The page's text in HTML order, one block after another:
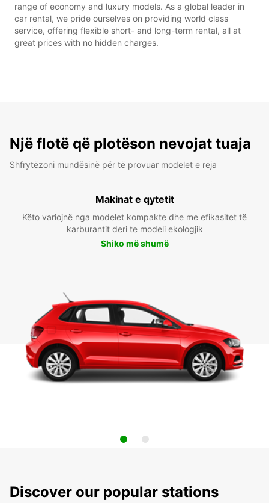
range of economy and luxury models. As a global leader in
car rental, we pride ourselves on providing world class
service, offering flexible short- and long-term rental, all at
great prices with no hidden charges.
Një flotë që plotëson nevojat tuaja
Shfrytëzoni mundësinë për të provuar modelet e reja
Makinat e qytetit
Këto variojnë nga modelet kompakte dhe me efikasitet të
karburantit deri te modeli ekologjik
Shiko më shumë
Discover our popular stations